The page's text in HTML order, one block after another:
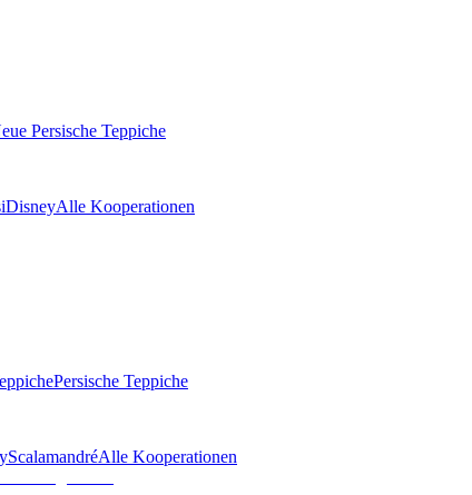
Persische Teppiche
DisneyAlle Kooperationen
Persische Teppiche
ScalamandréAlle Kooperationen